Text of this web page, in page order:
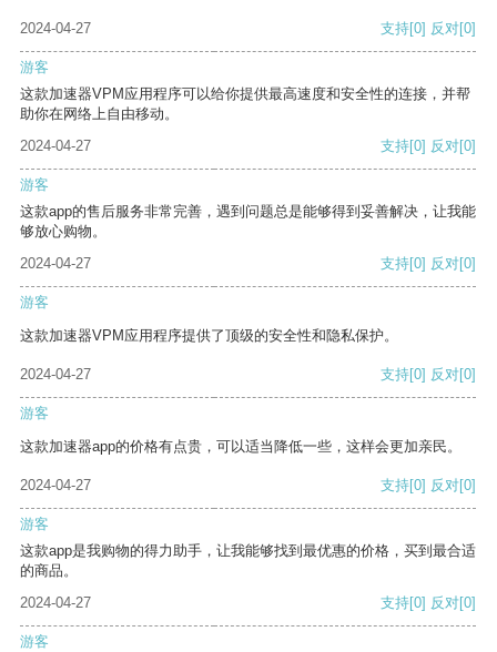
2024-04-27 支持[0] 反对[0]
游客
这款加速器VPM应用程序可以给你提供最高速度和安全性的连接，并帮
助你在网络上自由移动。
2024-04-27
支持[0] 反对[0]
游客
这款app的售后服务非常完善，遇到问题总是能够得到妥善解决，让我能
够放心购物。
2024-04-27
支持[0] 反对[0]
游客
这款加速器VPM应用程序提供了顶级的安全性和隐私保护。
2024-04-27 支持[0] 反对[0]
游客
这款加速器app的价格有点贵，可以适当降低一些，这样会更加亲民。
2024-04-27 支持[0] 反对[0]
游客
这款app是我购物的得力助手，让我能够找到最优惠的价格，买到最合适
的商品。
2024-04-27
支持[0] 反对[0]
游客